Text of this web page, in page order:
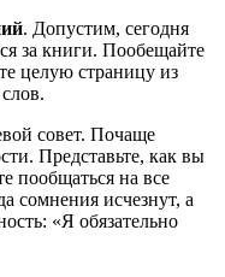
. Допустим, сегодня
за книги. Пообещайте
целую страницу из
совет. Почаще
Представьте, как вы
пообщаться на все
сомнения исчезнут, а
«Я обязательно